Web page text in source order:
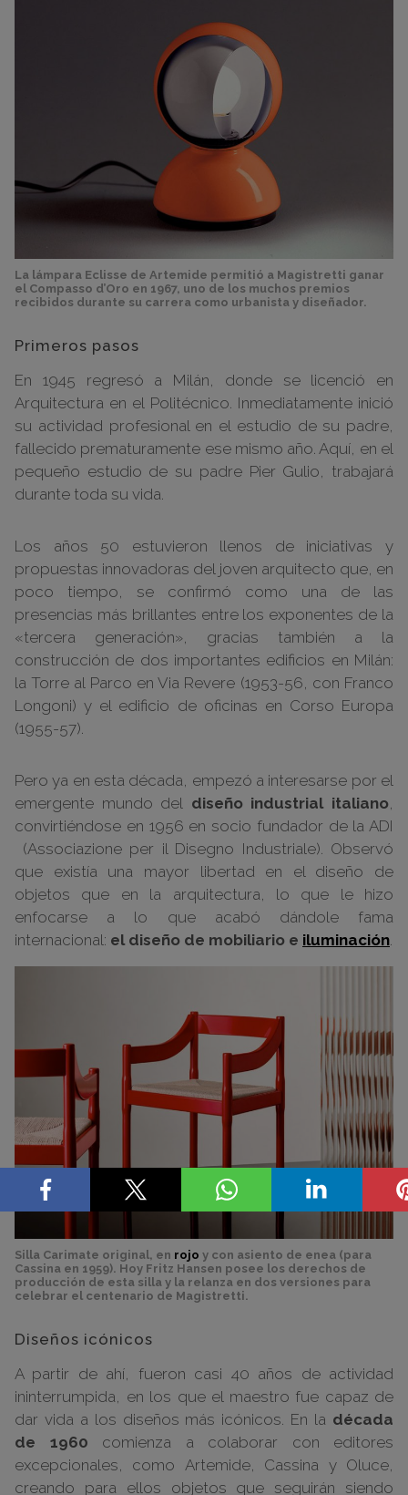
La lámpara Eclisse de Artemide permitió a Magistretti ganar
el Compasso d’Oro en 1967, uno de los muchos premios
recibidos durante su carrera como urbanista y diseñador.
Primeros pasos
En 1945 regresó a Milán, donde se licenció en
Arquitectura en el Politécnico. Inmediatamente inició
su actividad profesional en el estudio de su padre,
fallecido prematuramente ese mismo año. Aquí, en el
pequeño estudio de su padre Pier Gulio, trabajará
durante toda su vida.
Los años 50 estuvieron llenos de iniciativas y
propuestas innovadoras del joven arquitecto que, en
poco tiempo, se confirmó como una de las
presencias más brillantes entre los exponentes de la
«tercera generación», gracias también a la
construcción de dos importantes edificios en Milán:
la Torre al Parco en Via Revere (1953-56, con Franco
Longoni) y el edificio de oficinas en Corso Europa
(1955-57).
Pero ya en esta década, empezó a interesarse por el
emergente mundo del diseño industrial italiano,
convirtiéndose en 1956 en socio fundador de la ADI
(Associazione per il Disegno Industriale). Observó
que existía una mayor libertad en el diseño de
objetos que en la arquitectura, lo que le hizo
enfocarse a lo que acabó dándole fama
internacional: el diseño de mobiliario e iluminación.
Silla Carimate original, en rojo y con asiento de enea (para
Cassina en 1959). Hoy Fritz Hansen posee los derechos de
producción de esta silla y la relanza en dos versiones para
celebrar el centenario de Magistretti.
Diseños icónicos
A partir de ahí, fueron casi 40 años de actividad
ininterrumpida, en los que el maestro fue capaz de
dar vida a los diseños más icónicos. En la década
de 1960 comienza a colaborar con editores
excepcionales, como Artemide, Cassina y Oluce,
creando para ellos objetos que seguirán siendo